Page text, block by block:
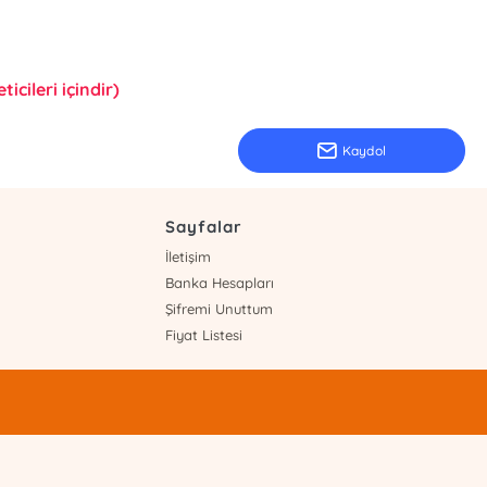
içindir)
Kaydol
Sayfalar
İletişim
Banka Hesapları
Şifremi Unuttum
Fiyat Listesi